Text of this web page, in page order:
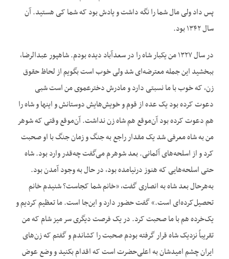
پس داد ولی مال شما را نگه داشت و یادش بود که شما کی هستید. آن
سال ۱۳۴۲ بود.
در سال ۱۳۲۷ من یکبار شاه را در سعدآباد دیده بودم. شاهپور عبدالرضا،
ببخشید این جمله معترضه‌ای شد ولی خوب است بگویم از لحاظ حقوق
زن، که خوب با ما نسبتی دارد و مادرش دخترعموی من است شبی
دعوت کرده بود یک عده از قوم و خویش‌هایش دوستانش و اینها و شاه را
هم دعوت کرده بود آن‌موقع هم شاه زن نداشت. آن‌موقع وقتی که شوهر
من به شاه معرفی شد یک مقدار راجع به جنگ و زمان جنگ با او صحبت
کرد و از اسلحه‌های آلمانی. بعد شوهرم می‌گفت چه‌قدر وارد بود. شاه
حتی اسلحه‌هایی که هنوز درنیامده بود، در حال به وجود آمدن بود.
به‌هرحال بعد شاه به انصاری گفت، «خانم شما کجاست؟ شنیدم خانم
تحصیل‌کرده‌ای است.» گفت حضور دارد و این‌جا است. ما تعظیم کردیم و
یک‌خرده هم با ما صحبت کرد. در یک فرصت دیگری سر میز شام که من
تقریباً نزدیک شاه قرار گرفته بودم صحبت را کشاندم و گفتم که زن‌های
ایران چشم امیدشان به اعلی‌حضرت است که اقدام بکنید و وضع عوض